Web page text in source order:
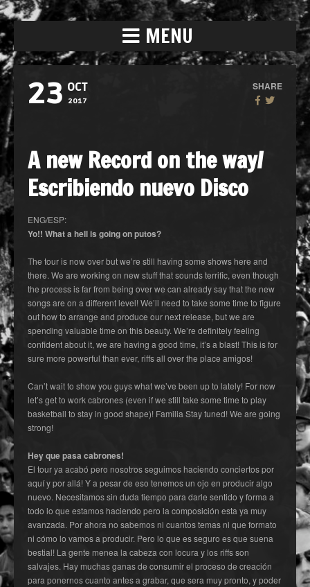
MENU
23 OCT
2017
SHARE
A new Record on the way/
Escribiendo nuevo Disco
ENG/ESP:
Yo!! What a hell is going on putos?
The tour is now over but we’re still having some shows here and
there. We are working on new stuff that sounds terrific, even though
the process is far from being over we can already say that the new
songs are on a different level! We’ll need to take some time to figure
out how to arrange and produce our next release, but we are
spending valuable time on this beauty. We’re definitely feeling
confident about it, we are having a good time, it’s a blast! This is for
sure more powerful than ever, riffs all over the place amigos!
Can’t wait to show you guys what we’ve been up to lately! For now
let’s get to work cabrones (even if we still take some time to play
basketball to stay in good shape)! Familia Stay tuned! We are going
strong!
Hey que pasa cabrones!
El tour ya acabó pero nosotros seguimos haciendo conciertos por
aquí y por allá! Y a pesar de eso tenemos un ojo en producir algo
nuevo. Necesitamos sin duda tiempo para darle sentido y forma a
todo lo que estamos haciendo pero la composición esta ya muy
avanzada. Por ahora no sabemos ni cuantos temas ni que formato
ni cómo lo vamos a producir. Pero lo que es seguro es que suena
bestial! La gente menea la cabeza con locura y los riffs son
salvajes. Hay muchas ganas de consumir el proceso de creación
para ponernos cuanto antes a grabar, que sera muy pronto, y poder